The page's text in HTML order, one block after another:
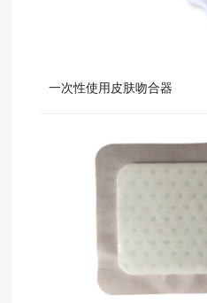
一次性使用皮肤吻合器